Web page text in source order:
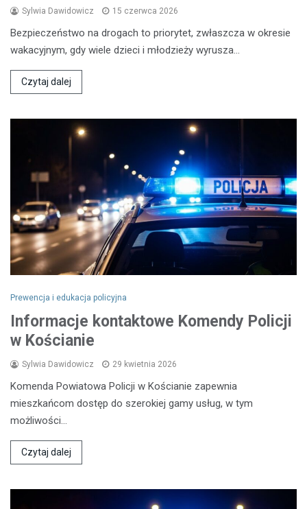
Sylwia Dawidowicz 15 czerwca 2026
Bezpieczeństwo na drogach to priorytet, zwłaszcza w okresie
wakacyjnym, gdy wiele dzieci i młodzieży wyrusza…
Czytaj dalej
Prewencja i edukacja policyjna
Informacje kontaktowe Komendy Policji
w Kościanie
Sylwia Dawidowicz 29 kwietnia 2026
Komenda Powiatowa Policji w Kościanie zapewnia
mieszkańcom dostęp do szerokiej gamy usług, w tym
możliwości…
Czytaj dalej